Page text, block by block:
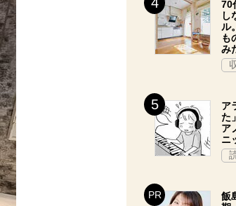
70
し
ル
も
み
ア
た
ア
ニ
飯